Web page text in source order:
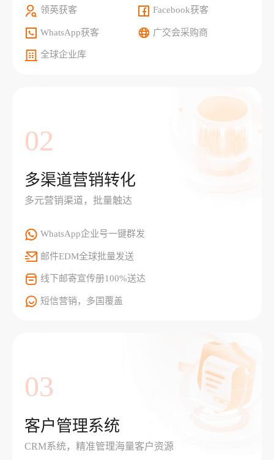
领英获客 Facebook获客
WhatsApp获客 广交会采购商
全球企业库
02
多渠道营销转化
多元营销渠道，批量触达
WhatsApp企业号一键群发
邮件EDM全球批量发送
线下邮寄宣传册100%送达
短信营销，多国覆盖
03
客户管理系统
CRM系统，精准管理海量客户资源